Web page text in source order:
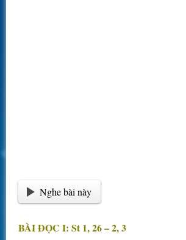
Nghe bài này
BÀI ĐỌC I: St 1, 26 – 2, 3